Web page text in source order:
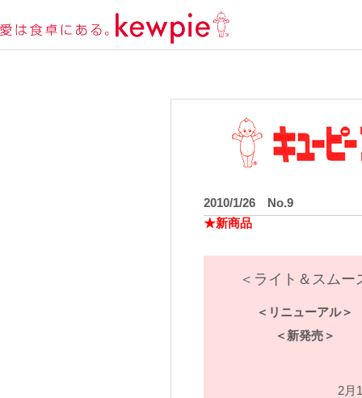
2010/1/26 No.9
★新商品
＜ライト＆スム
＜リニューアル＞
＜新発売＞
2月